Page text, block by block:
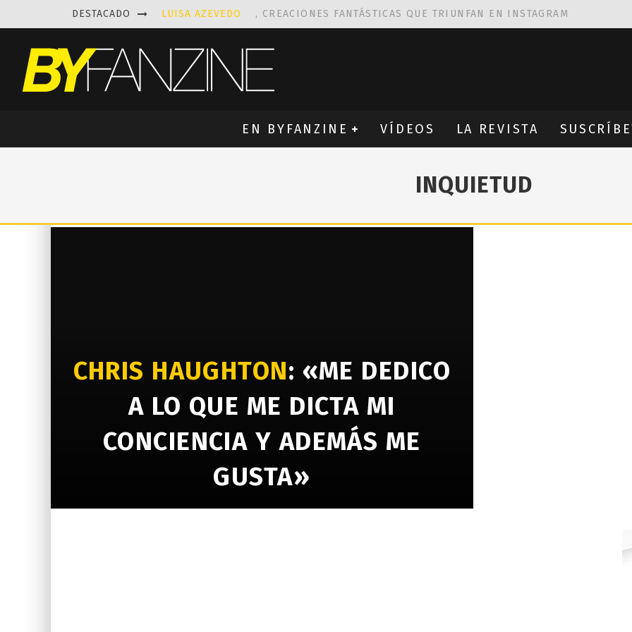
DESTACADO LUISA AZEVEDO , CREACIONES FANTÁSTICAS QUE TRIUNFAN EN INSTAGRAM
KAETHE BUTCHER EXPLORACIÓN PROVOCATIVA Y ERÓTICA
EN BYFANZINE VÍDEOS LA REVISTA
INQUIETUD
CHRIS HAUGHTON: «ME DEDICO
A LO QUE ME DICTA MI
CONCIENCIA Y ADEMÁS ME
GUSTA»